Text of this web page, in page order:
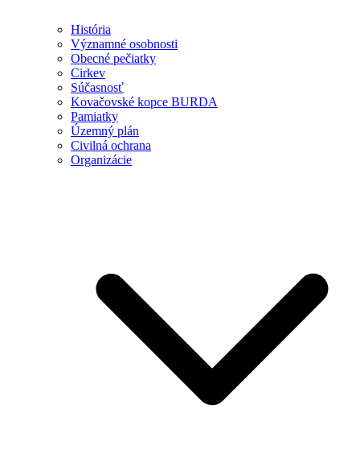
História
Významné osobnosti
Obecné pečiatky
Cirkev
Súčasnosť
Kovačovské kopce BURDA
Pamiatky
Územný plán
Civilná ochrana
Organizácie